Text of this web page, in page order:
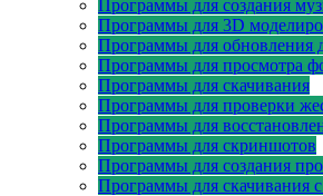
Программы для создания
Программы для 3D
Программы для обновления
Программы для просмотра
Программы для скачивания
Программы для проверки
Программы для
Программы для скриншотов
Программы для создания
Программы для скачивания